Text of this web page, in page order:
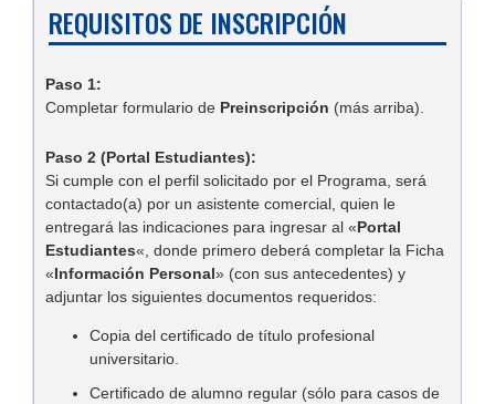
REQUISITOS DE INSCRIPCIÓN
Paso 1:
Completar formulario de Preinscripción (más arriba).
Paso 2 (Portal Estudiantes):
Si cumple con el perfil solicitado por el Programa, será
contactado(a) por un asistente comercial, quien le
entregará las indicaciones para ingresar al «Portal
Estudiantes«, donde primero deberá completar la Ficha
«Información Personal» (con sus antecedentes) y
adjuntar los siguientes documentos requeridos:
Copia del certificado de título profesional
universitario.
Certificado de alumno regular (sólo para casos de